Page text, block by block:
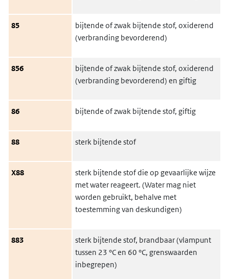
85
bijtende of zwak bijtende stof, oxiderend
(verbranding bevorderend)
856
bijtende of zwak bijtende stof, oxiderend
(verbranding bevorderend) en giftig
86 bijtende of zwak bijtende stof, giftig
88 sterk bijtende stof
X88
sterk bijtende stof die op gevaarlijke wijze
met water reageert. (Water mag niet
worden gebruikt, behalve met
toestemming van deskundigen)
883
sterk bijtende stof, brandbaar (vlampunt
tussen 23 °C en 60 °C, grenswaarden
inbegrepen)